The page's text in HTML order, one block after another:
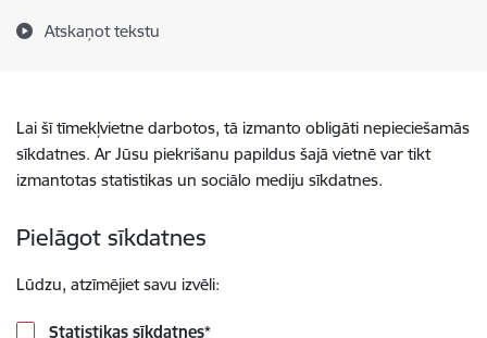
Atskaņot tekstu
Lai šī tīmekļvietne darbotos, tā izmanto obligāti nepieciešamās
sīkdatnes. Ar Jūsu piekrišanu papildus šajā vietnē var tikt
izmantotas statistikas un sociālo mediju sīkdatnes.
Pielāgot sīkdatnes
Lūdzu, atzīmējiet savu izvēli:
Statistikas sīkdatnes*